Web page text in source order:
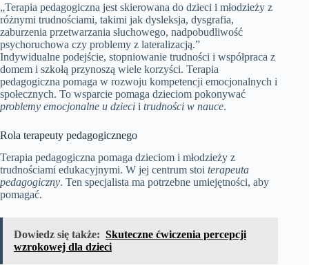
„Terapia pedagogiczna jest skierowana do dzieci i młodzieży z
różnymi trudnościami, takimi jak dysleksja, dysgrafia,
zaburzenia przetwarzania słuchowego, nadpobudliwość
psychoruchowa czy problemy z lateralizacją.”
Indywidualne podejście, stopniowanie trudności i współpraca z
domem i szkołą przynoszą wiele korzyści. Terapia
pedagogiczna pomaga w rozwoju kompetencji emocjonalnych i
społecznych. To wsparcie pomaga dzieciom pokonywać
problemy emocjonalne u dzieci i trudności w nauce.
Rola terapeuty pedagogicznego
Terapia pedagogiczna pomaga dzieciom i młodzieży z
trudnościami edukacyjnymi. W jej centrum stoi terapeuta
pedagogiczny. Ten specjalista ma potrzebne umiejętności, aby
pomagać.
Dowiedz się także: Skuteczne ćwiczenia percepcji
wzrokowej dla dzieci